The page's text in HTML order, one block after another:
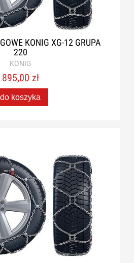
KONIG XG-12 GRUPA
220
KONIG
895,00 zł
do koszyka